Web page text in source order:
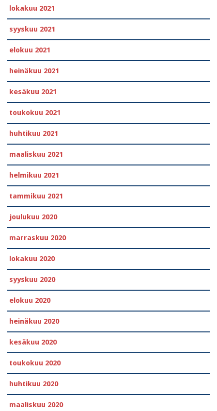
lokakuu 2021
syyskuu 2021
elokuu 2021
heinäkuu 2021
kesäkuu 2021
toukokuu 2021
huhtikuu 2021
maaliskuu 2021
helmikuu 2021
tammikuu 2021
joulukuu 2020
marraskuu 2020
lokakuu 2020
syyskuu 2020
elokuu 2020
heinäkuu 2020
kesäkuu 2020
toukokuu 2020
huhtikuu 2020
maaliskuu 2020